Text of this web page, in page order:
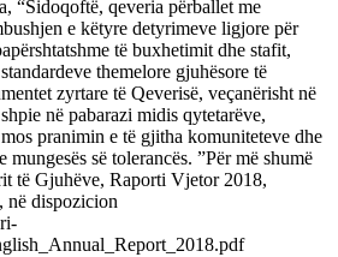
“Sidoqoftë, qeveria përballet me
e këtyre detyrimeve ligjore për
të buxhetimit dhe stafit,
themelore gjuhësore të
zyrtare të Qeverisë, veçanërisht në
në pabarazi midis qytetarëve,
pranimin e të gjitha komuniteteve dhe
së tolerancës. ”Për më shumë
të Gjuhëve, Raporti Vjetor 2018,
në dispozicion